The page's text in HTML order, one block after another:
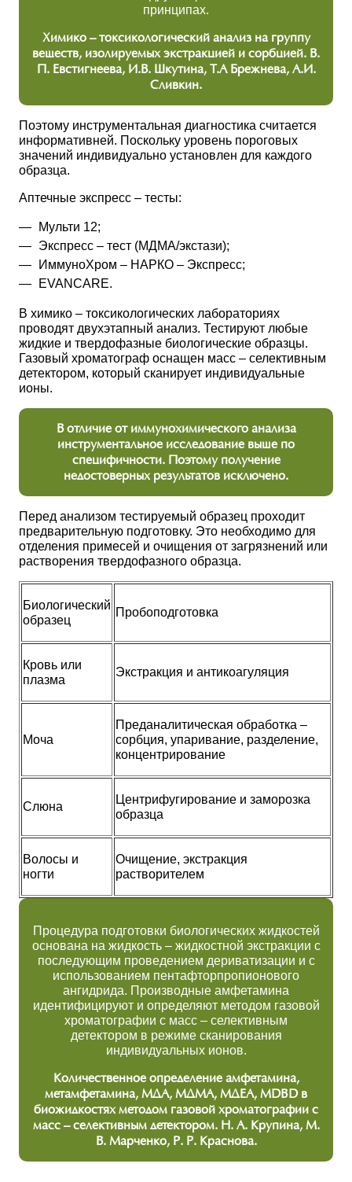
принципах.
Химико – токсикологический анализ на группу
веществ, изолируемых экстракцией и сорбцией. В.
П. Евстигнеева, И.В. Шкутина, Т.А Брежнева, А.И.
Сливкин.
Поэтому инструментальная диагностика считается
информативней. Поскольку уровень пороговых
значений индивидуально установлен для каждого
образца.
Аптечные экспресс – тесты:
Мульти 12;
Экспресс – тест (МДМА/экстази);
ИммуноХром – НАРКО – Экспресс;
EVANCARE.
В химико – токсикологических лабораториях
проводят двухэтапный анализ. Тестируют любые
жидкие и твердофазные биологические образцы.
Газовый хроматограф оснащен масс – селективным
детектором, который сканирует индивидуальные
ионы.
В отличие от иммунохимического анализа
инструментальное исследование выше по
специфичности. Поэтому получение
недостоверных результатов исключено.
Перед анализом тестируемый образец проходит
предварительную подготовку. Это необходимо для
отделения примесей и очищения от загрязнений или
растворения твердофазного образца.
Биологический
образец
Пробоподготовка
Кровь или
плазма
Экстракция и антикоагуляция
Моча
Преданалитическая обработка –
сорбция, упаривание, разделение,
концентрирование
Слюна
Центрифугирование и заморозка
образца
Волосы и
ногти
Очищение, экстракция
растворителем
Процедура подготовки биологических жидкостей
основана на жидкость – жидкостной экстракции с
последующим проведением дериватизации и с
использованием пентафторпропионового
ангидрида. Производные амфетамина
идентифицируют и определяют методом газовой
хроматографии с масс – селективным
детектором в режиме сканирования
индивидуальных ионов.
Количественное определение амфетамина,
метамфетамина, МДА, МДМА, МДЕА, MDBD в
биожидкостях методом газовой хроматографии с
масс – селективным детектором. Н. А. Крупина, М.
В. Марченко, Р. Р. Краснова.